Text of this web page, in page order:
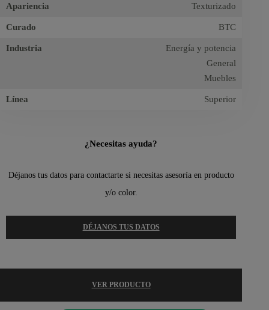
Apariencia Texturizado
Curado BTC
Industria
Energía y potencia
General
Muebles
Línea Superior
¿Necesitas ayuda?
Déjanos tus datos para contactarte si necesitas asesoría en producto
y/o color.
DÉJANOS TUS DATOS
VER PRODUCTO